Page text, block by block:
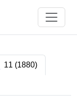
11 (1880)